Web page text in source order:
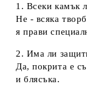
1. Всеки камък
Не - всяка
я прави
2. Има ли
Да, покрита е
и блясъка.